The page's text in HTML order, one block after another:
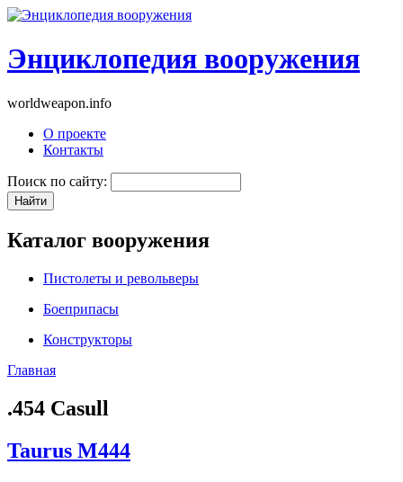
Энциклопедия вооружения
worldweapon.info
О проекте
Контакты
Поиск по сайту:
Каталог вооружения
Пистолеты и револьверы
Боеприпасы
Конструкторы
Главная
.454 Casull
Taurus M444